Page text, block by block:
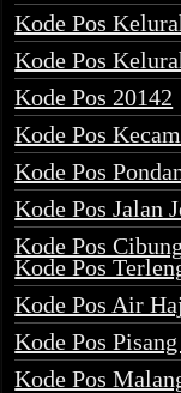
Kode Pos
Kode Pos
Kode Pos 20142
Kode Pos
Kode Pos
Kode Pos Jalan
Kode Pos
Kode Pos
Kode Pos Air
Kode Pos
Kode Pos